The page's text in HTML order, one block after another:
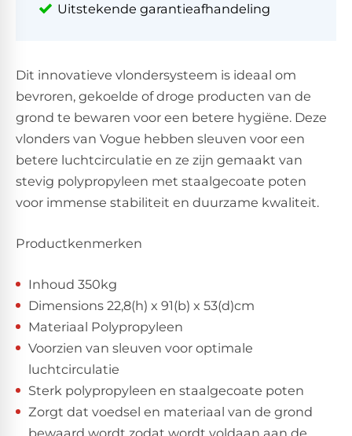
Uitstekende garantieafhandeling
Dit innovatieve vlondersysteem is ideaal om
bevroren, gekoelde of droge producten van de
grond te bewaren voor een betere hygiëne. Deze
vlonders van Vogue hebben sleuven voor een
betere luchtcirculatie en ze zijn gemaakt van
stevig polypropyleen met staalgecoate poten
voor immense stabiliteit en duurzame kwaliteit.
Productkenmerken
Inhoud 350kg
Dimensions 22,8(h) x 91(b) x 53(d)cm
Materiaal Polypropyleen
Voorzien van sleuven voor optimale
luchtcirculatie
Sterk polypropyleen en staalgecoate poten
Zorgt dat voedsel en materiaal van de grond